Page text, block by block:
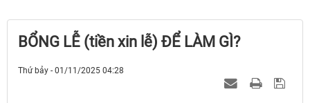
BỔNG LỄ (tiền xin lễ) ĐỂ LÀM GÌ?
Thứ bảy - 01/11/2025 04:28